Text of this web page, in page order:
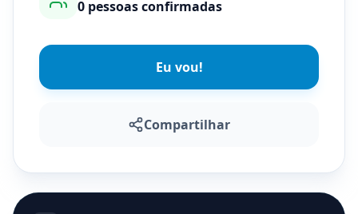
0 pessoas confirmadas
Eu vou!
Compartilhar